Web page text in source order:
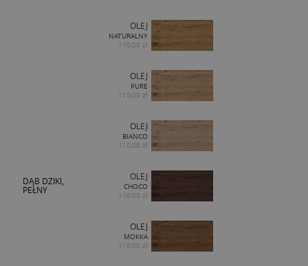
DĄB DZIKI,
PEŁNY
OLEJ
NATURALNY
110,00 zł
OLEJ
PURE
110,00 zł
OLEJ
BIANCO
110,00 zł
OLEJ
CHOCO
110,00 zł
OLEJ
MOKKA
110,00 zł